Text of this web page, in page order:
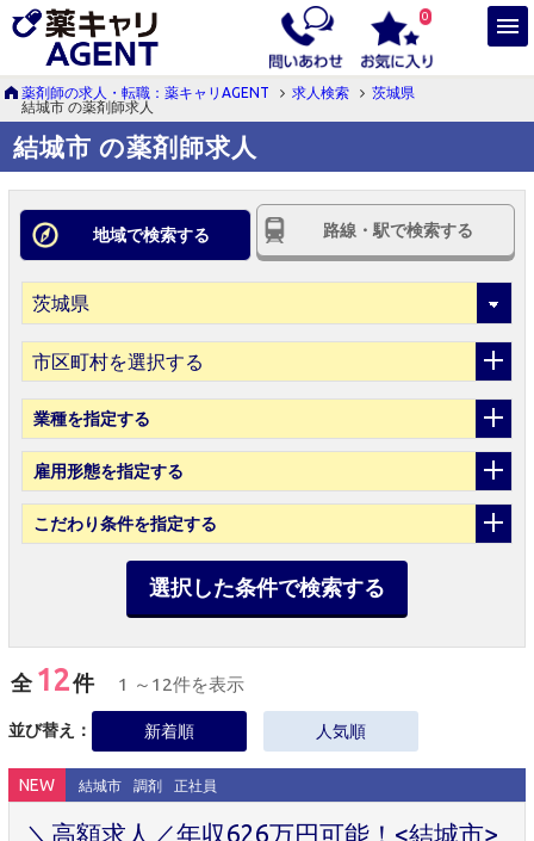
0
薬剤師の求人・転職：薬キャリAGENT 求人検索
茨城県
結城市 の薬剤師求人
結城市 の薬剤師求人
地域で検索する 路線・駅で検索する
市区町村を選択する
業種を指定する
雇用形態を指定する
こだわり条件を指定する
選択した条件で検索する
全 12件 1 ～12件を表示
並び替え： 新着順 人気順
NEW 結城市 調剤 正社員
＼高額求人／年収626万円可能！<結城市>